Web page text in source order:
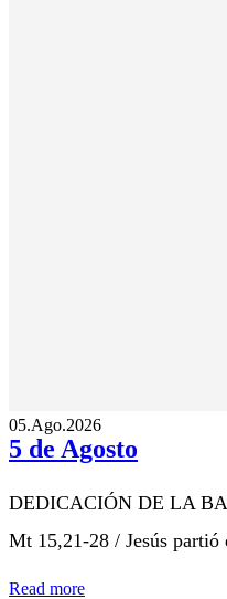
05.Ago.2026
5 de Agosto
DEDICACIÓN DE LA
Mt 15,21-28 / Jesús
Read more